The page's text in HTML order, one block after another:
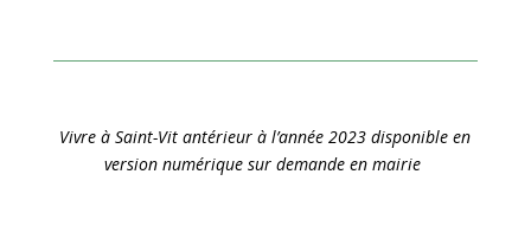
Vivre à Saint-Vit antérieur à l’année 2023 disponible en
version numérique sur demande en mairie